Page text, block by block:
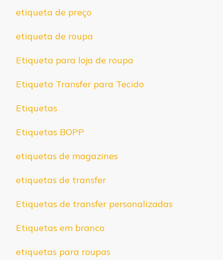
etiqueta de preço
etiqueta de roupa
Etiqueta para loja de roupa
Etiqueta Transfer para Tecido
Etiquetas
Etiquetas BOPP
etiquetas de magazines
etiquetas de transfer
Etiquetas de transfer personalizadas
Etiquetas em branco
etiquetas para roupas